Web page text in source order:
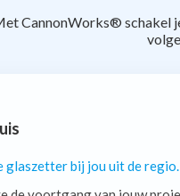
CannonWorks® schakel
glaszetter bij jou uit de regio.